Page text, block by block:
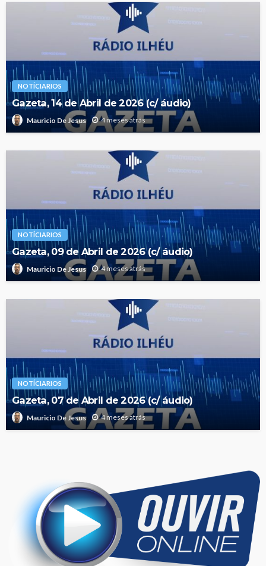
NOTÍCIARIOS
Gazeta, 14 de Abril de 2026 (c/ áudio)
Mauricio De Jesus 4 meses atrás
NOTÍCIARIOS
Gazeta, 09 de Abril de 2026 (c/ áudio)
Mauricio De Jesus 4 meses atrás
NOTÍCIARIOS
Gazeta, 07 de Abril de 2026 (c/ áudio)
Mauricio De Jesus 4 meses atrás